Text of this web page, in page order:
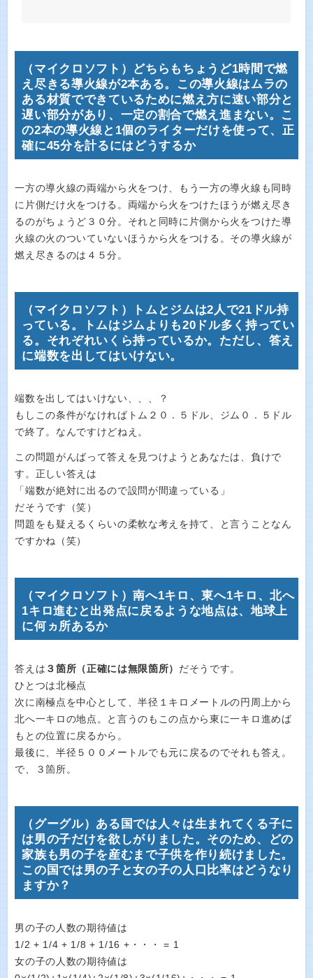
（マイクロソフト）どちらもちょうど1時間で燃
え尽きる導火線が2本ある。この導火線はムラの
ある材質でできているために燃え方に速い部分と
遅い部分があり、一定の割合で燃え進まない。こ
の2本の導火線と1個のライターだけを使って、正
確に45分を計るにはどうするか
一方の導火線の両端から火をつけ、もう一方の導火線も同時
に片側だけ火をつける。両端から火をつけたほうが燃え尽き
るのがちょうど３０分。それと同時に片側から火をつけた導
火線の火のついていないほうから火をつける。その導火線が
燃え尽きるのは４５分。
（マイクロソフト）トムとジムは2人で21ドル持
っている。トムはジムよりも20ドル多く持ってい
る。それぞれいくら持っているか。ただし、答え
に端数を出してはいけない。
端数を出してはいけない、、、？
もしこの条件がなければトム２０．５ドル、ジム０．５ドル
で終了。なんですけどねえ。
この問題がんばって答えを見つけようとあなたは、負けで
す。正しい答えは
「端数が絶対に出るので設問が間違っている」
だそうです（笑）
問題をも疑えるくらいの柔軟な考えを持て、と言うことなん
ですかね（笑）
（マイクロソフト）南へ1キロ、東へ1キロ、北へ
1キロ進むと出発点に戻るような地点は、地球上
に何ヵ所あるか
答えは ３箇所（正確には無限箇所） だそうです。
ひとつは北極点
次に南極点を中心として、半径１キロメートルの円周上から
北へ一キロの地点。と言うのもこの点から東に一キロ進めば
もとの位置に戻るから。
最後に、半径５００メートルでも元に戻るのでそれも答え。
で、３箇所。
（グーグル）ある国では人々は生まれてくる子に
は男の子だけを欲しがりました。そのため、どの
家族も男の子を産むまで子供を作り続けました。
この国では男の子と女の子の人口比率はどうなり
ますか？
男の子の人数の期待値は
1/2 + 1/4 + 1/8 + 1/16 +・・・ = 1
女の子の人数の期待値は